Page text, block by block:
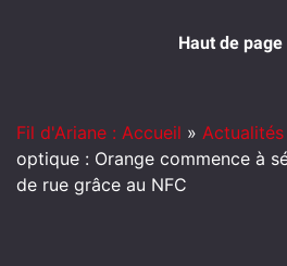
Haut de page
Fil d'Ariane : Accueil »
optique : Orange commence à
de rue grâce au NFC